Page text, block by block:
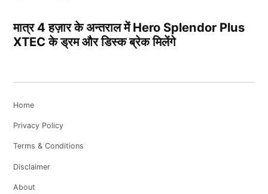
मात्र 4 हज़ार के अन्तराल में Hero Splendor Plus
XTEC के ड्रम और डिस्क ब्रेक मिलेंगे
Home
Privacy Policy
Terms & Conditions
Disclaimer
About